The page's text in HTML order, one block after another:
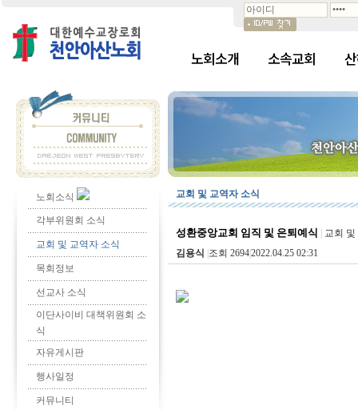
노회소개 소속교회
노회소식
각부위원회 소식
교회 및 교역자 소식
목회정보
선교사 소식
이단사이비 대책위원회 소
식
자유게시판
행사일정
커뮤니티
교회 및 교역자 소식
성환중앙교회 임직 및 은퇴예식
교회
김용식 조회 26942022.04.25 02:31